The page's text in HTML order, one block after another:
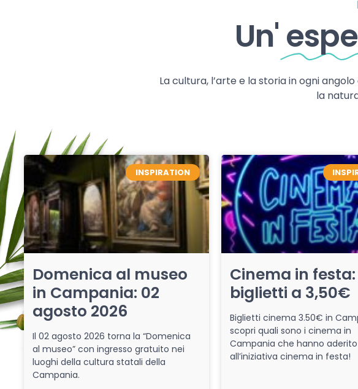
Un'
La cultura, l’arte e la storia in ogni
la
INSPIRATION
Domenica al museo
in Campania: 02
agosto 2026
Il 02 agosto 2026 torna la “Domenica
al museo” con ingresso gratuito nei
luoghi della cultura statali della
Campania.
Cinema in festa:
biglietti a 3,50€
Biglietti cinema 3.50€ in
scopri quali sono i cinema in
Campania che hanno aderito
all’iniziativa cinema in festa!